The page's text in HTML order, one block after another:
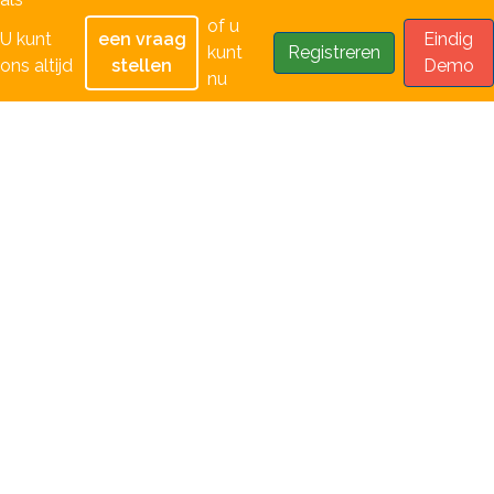
U kunt
ons altijd
een vraag
stellen
of u
kunt
nu
Registreren
Eindig
Demo